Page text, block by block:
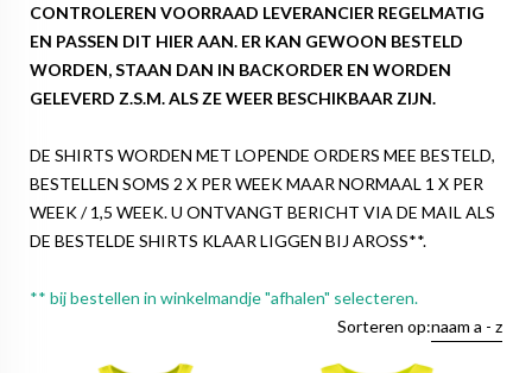
CONTROLEREN VOORRAAD LEVERANCIER REGELMATIG
EN PASSEN DIT HIER AAN. ER KAN GEWOON BESTELD
WORDEN, STAAN DAN IN BACKORDER EN WORDEN
GELEVERD Z.S.M. ALS ZE WEER BESCHIKBAAR ZIJN.
DE SHIRTS WORDEN MET LOPENDE ORDERS MEE BESTELD,
BESTELLEN SOMS 2 X PER WEEK MAAR NORMAAL 1 X PER
WEEK / 1,5 WEEK. U ONTVANGT BERICHT VIA DE MAIL ALS
DE BESTELDE SHIRTS KLAAR LIGGEN BIJ AROSS**.
** bij bestellen in winkelmandje "afhalen" selecteren.
Sorteren op:naam a - z